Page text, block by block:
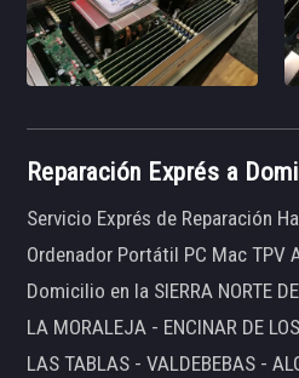
Reparación Exprés a
Servicio Exprés de Reparación
Ordenador Portátil PC Mac TPV
Domicilio en la SIERRA NORTE
LA MORALEJA - ENCINAR DE
LAS TABLAS - VALDEBEBAS -